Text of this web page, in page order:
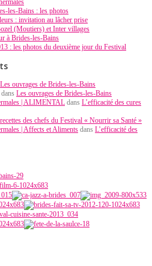
les-Bains : les photos
: invitation au lâcher prise
(Moutiers) et Inter villages
à Brides-les-Bains
: les photos du deuxième jour du Festival
Les ouvrages de Brides-les-Bains
Les ouvrages de Brides-les-Bains
| ALIMENTAL dans L’efficacité des cures
des chefs du Festival « Nourrir sa Santé »
| Affects et Aliments dans L’efficacité des